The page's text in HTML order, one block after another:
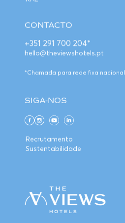
CONTACTO
+351 291 700 204*
hello@theviewshotels.pt
*Chamada para rede fixa nacional
SIGA-NOS
Recrutamento
Sustentabilidade